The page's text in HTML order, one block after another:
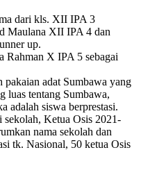
dari kls. XII IPA 3
Maulana XII IPA 4 dan
up.
Rahman X IPA 5 sebagai
pakaian adat Sumbawa yang
luas tentang Sumbawa,
adalah siswa berprestasi.
sekolah, Ketua Osis 2021-
nama sekolah dan
tk. Nasional, 50 ketua Osis